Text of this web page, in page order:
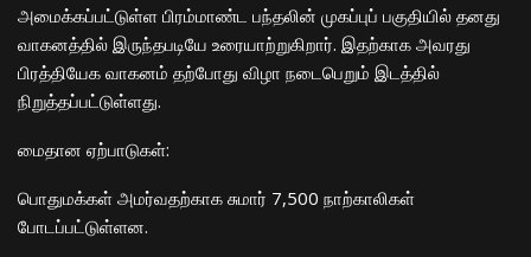
அமைக்கப்பட்டுள்ள பிரம்மாண்ட பந்தலின் முகப்புப் பகுதியில் தனது
வாகனத்தில் இருந்தபடியே உரையாற்றுகிறார். இதற்காக அவரது
பிரத்தியேக வாகனம் தற்போது விழா நடைபெறும் இடத்தில்
நிறுத்தப்பட்டுள்ளது.
​மைதான ஏற்பாடுகள்:
​பொதுமக்கள் அமர்வதற்காக சுமார் 7,500 நாற்காலிகள்
போடப்பட்டுள்ளன.